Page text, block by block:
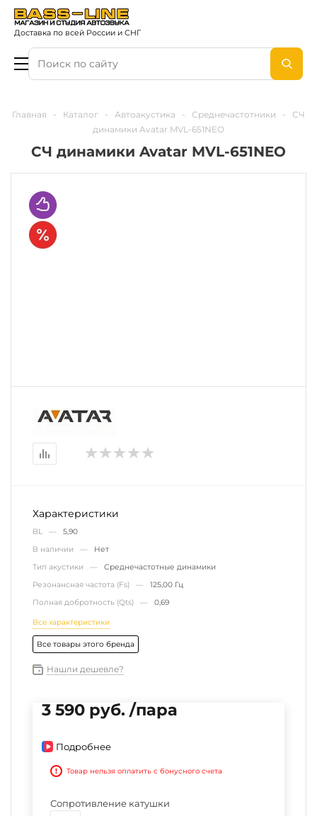
Доставка по всей России и СНГ
Главная - Каталог - Автоакустика - Среднечастотники -
СЧ
динамики Avatar MVL-651NEO
СЧ динамики Avatar MVL-651NEO
Характеристики
BL — 5,90
В наличии — Нет
Тип акустики — Среднечастотные динамики
Резонансная частота (Fs) — 125,00 Гц
Полная добротность (Qts) — 0,69
Все характеристики
Все товары этого бренда
Нашли дешевле?
3 590 руб. /пара
Подробнее
! Товар нельзя оплатить с бонусного счета
Сопротивление катушки